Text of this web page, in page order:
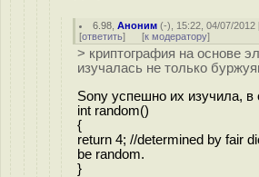
6.98 ,Аноним (-), 15:22, 04/07/2012
[ответить] [к модератору]
> криптография на основе
изучалась не только
Sony успешно их изучила, в
int random()
{
return 4; //determined by fair
be random.
}